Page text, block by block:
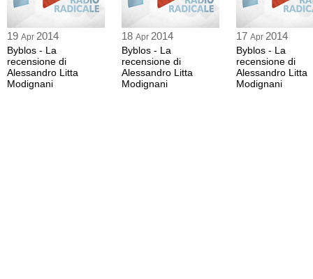
19 Apr 2014
Byblos - La
recensione di
Alessandro Litta
Modignani
18 Apr 2014
Byblos - La
recensione di
Alessandro Litta
Modignani
17 Apr 2014
Byblos - La
recensione di
Alessandro Litta
Modignani